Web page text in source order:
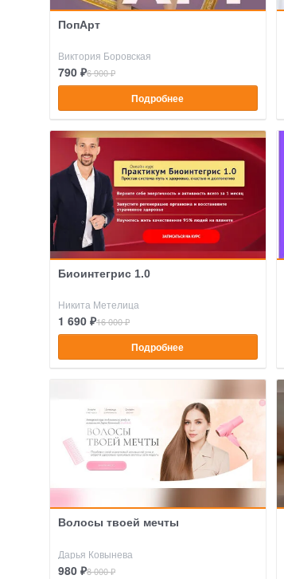
ПопАрт
Виктория Боровская
790 ₽6 900 ₽
Подробнее
Биоинтегрис 1.0
Никита Метелица
1 690 ₽16 000 ₽
Подробнее
Волосы твоей мечты
Дарья Ковынева
980 ₽8 000 ₽